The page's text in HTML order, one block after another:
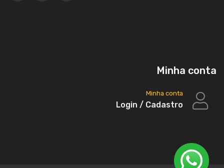
Minha conta
Minha conta
Login / Cadastro